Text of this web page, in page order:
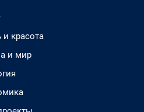
и красота
и мир